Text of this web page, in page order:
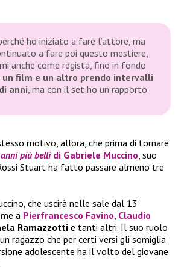
ho iniziato a fare l’attore, ma
a fare poi questo mestiere,
anche come regista, fino in fondo
un film e un altro prendo intervalli
anni , ma con il set ho un rapporto
motivo, allora, che prima di tornare
più bellidi Gabriele Muccino , suo
Stuart ha fatto passare almeno tre
che uscirà nelle sale dal 13
a Pierfrancesco Favino Claudio
Ramazzotti e tanti altri. Il suo ruolo
, un ragazzo che per certi versi gli somiglia
adolescente ha il volto del giovane